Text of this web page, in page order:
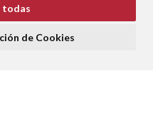
Si pulsa el botón
cookies técnicas
todas
de Cookies